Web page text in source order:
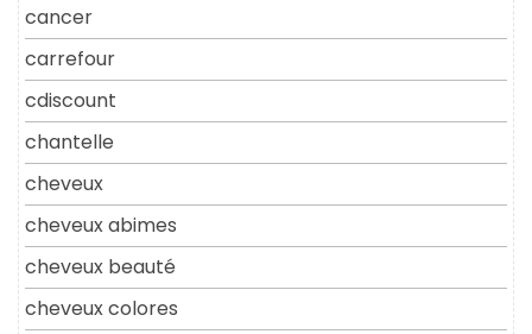
cancer
carrefour
cdiscount
chantelle
cheveux
cheveux abimes
cheveux beauté
cheveux colores